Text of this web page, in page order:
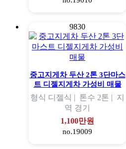
9830
중고지게차 두산 2톤 3단마스
트 디젤지게차 가성비 매물
형식 디젤식 | 톤수 2톤 | 지
역 경기
1,100만원
no.19009